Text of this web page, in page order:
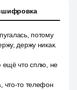
потому
держу никак.
ещё что сплю, не
что-то телефон